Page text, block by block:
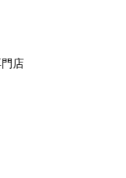
店